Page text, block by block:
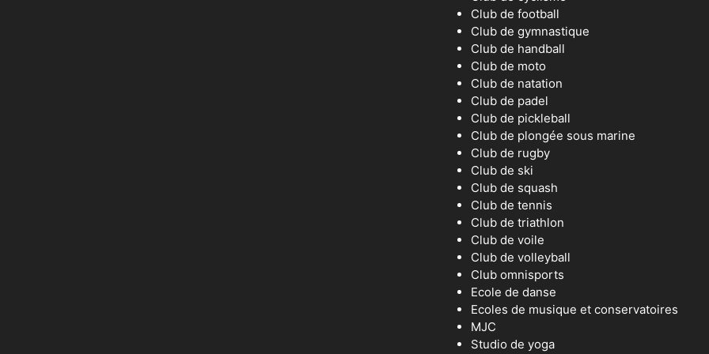
Club de football
Club de gymnastique
Club de handball
Club de moto
Club de natation
Club de padel
Club de pickleball
Club de plongée sous marine
Club de rugby
Club de ski
Club de squash
Club de tennis
Club de triathlon
Club de voile
Club de volleyball
Club omnisports
Ecole de danse
Ecoles de musique et conservatoires
MJC
Studio de yoga